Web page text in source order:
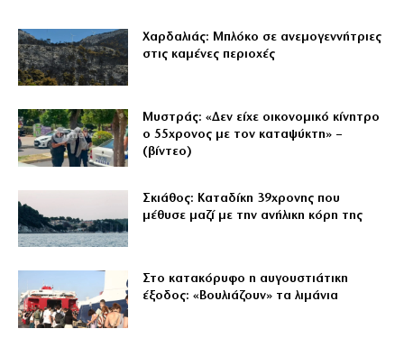
Χαρδαλιάς: Μπλόκο σε ανεμογεννήτριες
στις καμένες περιοχές
Μυστράς: «Δεν είχε οικονομικό κίνητρο
ο 55χρονος με τον καταψύκτη» –
(βίντεο)
Σκιάθος: Καταδίκη 39χρονης που
μέθυσε μαζί με την ανήλικη κόρη της
Στο κατακόρυφο η αυγουστιάτικη
έξοδος: «Βουλιάζουν» τα λιμάνια